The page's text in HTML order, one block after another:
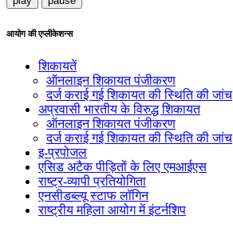
आयोग की एप्लीकेशन्स
शिकायतें
ऑनलाइन शिकायत पंजीकरण
दर्ज कराई गई शिकायत की स्थिति की जांच
अप्रवासी भारतीय के विरुद्ध शिकायत
ऑनलाइन शिकायत पंजीकरण
दर्ज कराई गई शिकायत की स्थिति की जांच
इ-प्रपोजल
एसिड अटैक पीड़ितों के लिए एमआईएस
राष्ट्र-व्यापी प्रतियोगिता
एनसीडब्ल्यू स्टाफ लॉगिन
राष्ट्रीय महिला आयोग में इंटर्नशिप